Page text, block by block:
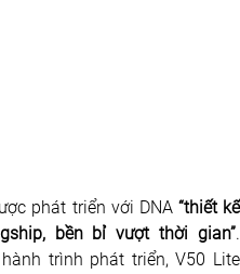
phát triển với DNA “thiết kế
bền bỉ vượt thời gian”.
trình phát triển, V50 Lite